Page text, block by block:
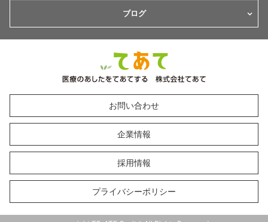
ブログ
お問い合わせ
企業情報
採用情報
プライバシーポリシー